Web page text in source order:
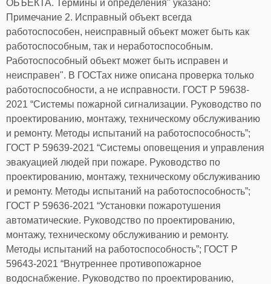
ОБЪЕКТА. Термины и определения" указано:
Примечание 2. Исправный объект всегда
работоспособен, неисправный объект может быть как
работоспособным, так и неработоспособным.
Работоспособный объект может быть исправен и
неисправен". В ГОСТах ниже описана проверка только
работоспособности, а не исправности. ГОСТ Р 59638-
2021 “Системы пожарной сигнализации. Руководство по
проектированию, монтажу, техническому обслуживанию
и ремонту. Методы испытаний на работоспособность”;
ГОСТ Р 59639-2021 “Системы оповещения и управления
эвакуацией людей при пожаре. Руководство по
проектированию, монтажу, техническому обслуживанию
и ремонту. Методы испытаний на работоспособность”;
ГОСТ Р 59636-2021 “Установки пожаротушения
автоматические. Руководство по проектированию,
монтажу, техническому обслуживанию и ремонту.
Методы испытаний на работоспособность”; ГОСТ Р
59643-2021 “Внутреннее противопожарное
водоснабжение. Руководство по проектированию,